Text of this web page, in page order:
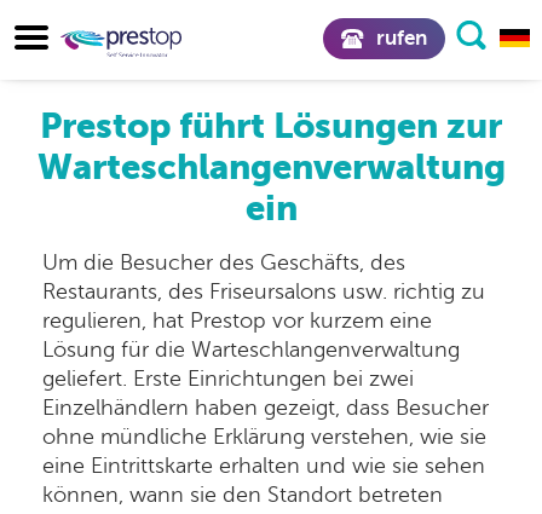
rufen
Prestop führt Lösungen zur
Warteschlangenverwaltung
ein
Um die Besucher des Geschäfts, des
Restaurants, des Friseursalons usw. richtig zu
regulieren, hat Prestop vor kurzem eine
Lösung für die Warteschlangenverwaltung
geliefert. Erste Einrichtungen bei zwei
Einzelhändlern haben gezeigt, dass Besucher
ohne mündliche Erklärung verstehen, wie sie
eine Eintrittskarte erhalten und wie sie sehen
können, wann sie den Standort betreten